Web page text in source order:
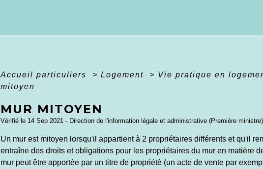
Accueil particuliers > Logement > Vie pratique en
mitoyen
MUR MITOYEN
Vérifié le 14 Sep 2021 - Direction de l'information légale et administrative (Première ministre)
Un mur est mitoyen lorsqu'il appartient à 2 propriétaires différents et qu'il
entraîne des droits et obligations pour les propriétaires du mur en matière
mur peut être apportée par un titre de propriété (un acte de vente par